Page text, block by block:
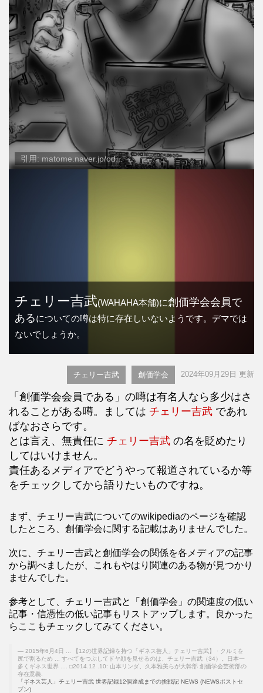
引用: matome.naver.jp/od...
チェリー吉武(WAHAHA本舗)に創価学会会員で
あるについての噂は特に存在しいないようです。デマでは
ないでしょうか。
チェリー吉武 創価学会 2024年09月29日 更新
「創価学会会員である」の噂は有名人なら多少はさ
れることがある噂。ましては チェリー吉武 であれ
ばなおさらです。
とは言え、無責任に チェリー吉武 の名を貶めたり
してはいけません。
責任あるメディアでどうやって報道されているか等
をチェックしてから語りたいものですね。
まず、チェリー吉武についてのwikipediaのページを確認
したところ、創価学会に関する記載はありませんでした。
次に、チェリー吉武と創価学会の関係を各メディアの記事
から調べましたが、これもやはり関連のある物が見つかり
ませんでした。
参考として、チェリー吉武と「創価学会」の関連度の低い
記事・信憑性の低い記事もリストアップします。良かった
らここもチェックしてみてください。
2015年6月4日 ... 【12の世界記録を持つ「ギネス芸人」チェリー吉武】 · クルミを
尻で割るため ... すべてをつぶしてドヤ顔を見せるのは、チェリー吉武（34）。日本一
多くギネス世界 .... □2014.12 .10: 山本リンダ、久本雅美らが大幹部 創価学会芸術部の
存在意義.
「ギネス芸人」チェリー吉武 世界記録12個達成までの挑戦記 NEWS (NEWSポストセ
ブン)